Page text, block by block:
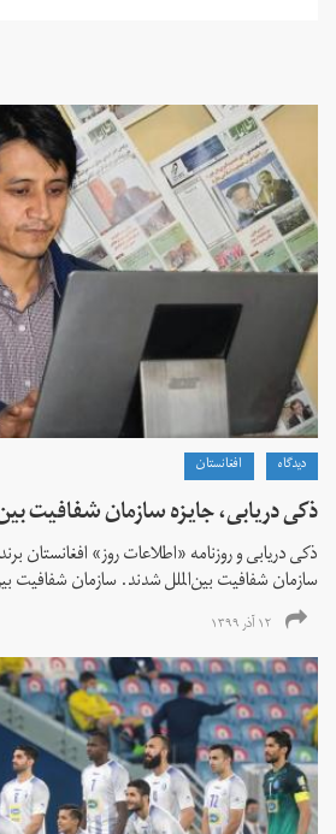
دیدگاه افغانستان
ذکی دریابی، جایزه سازمان شفافیت
ذکی دریابی و روزنامه «اطلاعات‌ روز» افغانستان
سازمان شفافیت بین‌الملل شدند. سازمان شفافیت
۱۲ آذر ۱۳۹۹